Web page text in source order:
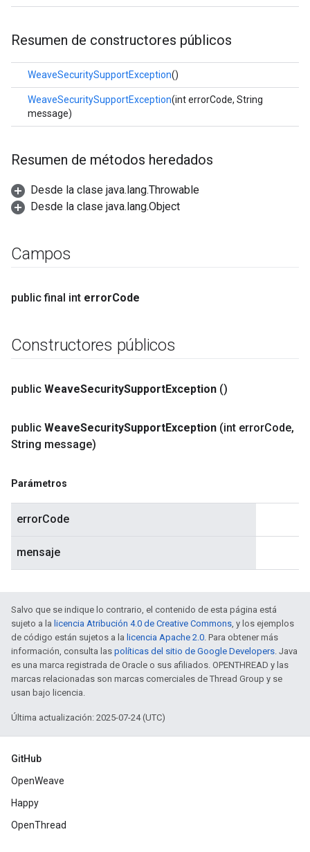
Resumen de constructores públicos
WeaveSecuritySupportException()
WeaveSecuritySupportException(int errorCode, String
message)
Resumen de métodos heredados
Desde la clase java.lang.Throwable
Desde la clase java.lang.Object
Campos
public final int errorCode
Constructores públicos
public WeaveSecuritySupportException ()
public WeaveSecuritySupportException (int errorCode,
String message)
Parámetros
errorCode
mensaje
Salvo que se indique lo contrario, el contenido de esta página está
sujeto a la licencia Atribución 4.0 de Creative Commons, y los ejemplos
de código están sujetos a la licencia Apache 2.0. Para obtener más
información, consulta las políticas del sitio de Google Developers. Java
es una marca registrada de Oracle o sus afiliados. OPENTHREAD y las
marcas relacionadas son marcas comerciales de Thread Group y se
usan bajo licencia.
Última actualización: 2025-07-24 (UTC)
GitHub
OpenWeave
Happy
OpenThread